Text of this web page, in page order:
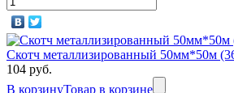
Скотч металлизированный 50мм*50м
104 руб.
В корзинуТовар в корзине